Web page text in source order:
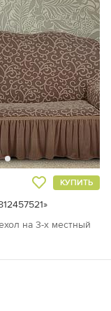
КУПИТЬ
на 3-х местный